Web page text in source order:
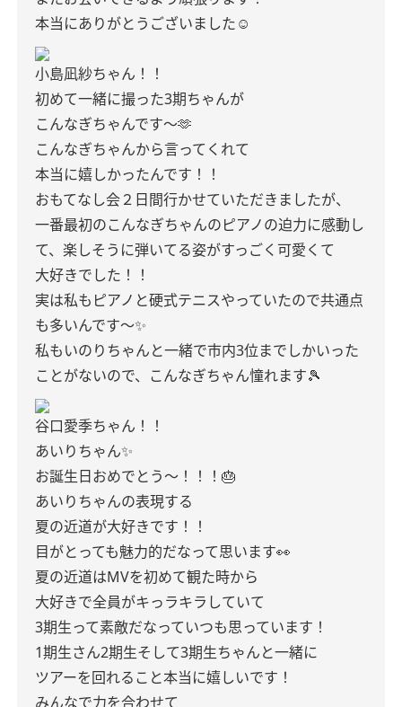
本当にありがとうございました☺︎
小島凪紗ちゃん！！
初めて一緒に撮った3期ちゃんが
こんなぎちゃんです〜🫶
こんなぎちゃんから言ってくれて
本当に嬉しかったんです！！
おもてなし会２日間行かせていただきましたが、
一番最初のこんなぎちゃんのピアノの迫力に感動し
て、楽しそうに弾いてる姿がすっごく可愛くて
大好きでした！！
実は私もピアノと硬式テニスやっていたので共通点
も多いんです〜✨
私もいのりちゃんと一緒で市内3位までしかいった
ことがないので、こんなぎちゃん憧れます🎾
谷口愛季ちゃん！！
あいりちゃん✨
お誕生日おめでとう〜！！！🎂
あいりちゃんの表現する
夏の近道が大好きです！！
目がとっても魅力的だなって思います👀
夏の近道はMVを初めて観た時から
大好きで全員がキっラキラしていて
3期生って素敵だなっていつも思っています！
1期生さん2期生そして3期生ちゃんと一緒に
ツアーを回れること本当に嬉しいです！
みんなで力を合わせて